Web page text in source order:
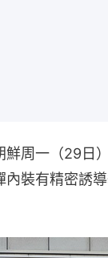
鮮周一（29日
內裝有精密誘